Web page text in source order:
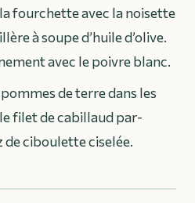
fourchette avec la noisette
à soupe d’huile d’olive.
avec le poivre blanc.
pommes de terre dans les
filet de cabillaud par-
de ciboulette ciselée.